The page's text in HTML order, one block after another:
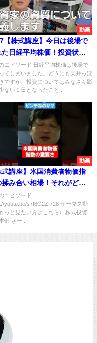
動画
【株式講座】今日は後場で
た日経平均株価！投資状況
着状態なのでこんな時こそ
フチェック！「投資家の資
について講義します！！
エピソード 日経平均株価は後場で
てしまいました。どうにも天井っぽ
ですが、投資についてはみなさん影
ない１日となったこと...
動画
式講座】米国消費者物価指
揉み合い相場！それがどう
！投資家はここぞとばかり
めるぞ！！
エピソード
youtu.be/s7f8G2ZI728 ザーマス動
っと見たい方はこちら↓! 株式投資
部 ざー...